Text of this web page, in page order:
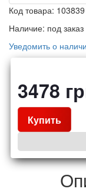
Код товара: 103839
Наличие: под заказ
Уведомить о
3478
Купить